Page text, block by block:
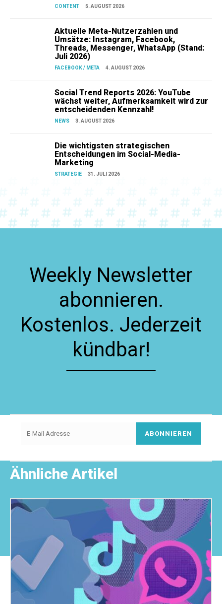
CONTENT 5. AUGUST 2026
Aktuelle Meta-Nutzerzahlen und
Umsätze: Instagram, Facebook,
Threads, Messenger, WhatsApp (Stand:
Juli 2026)
FACEBOOK / META 4. AUGUST 2026
Social Trend Reports 2026: YouTube
wächst weiter, Aufmerksamkeit wird zur
entscheidenden Kennzahl!
NEWS 3. AUGUST 2026
Die wichtigsten strategischen
Entscheidungen im Social-Media-
Marketing
STRATEGIE 31. JULI 2026
Weekly Newsletter
abonnieren.
Kostenlos. Jederzeit
kündbar!
ABONNIEREN
Ähnliche Artikel